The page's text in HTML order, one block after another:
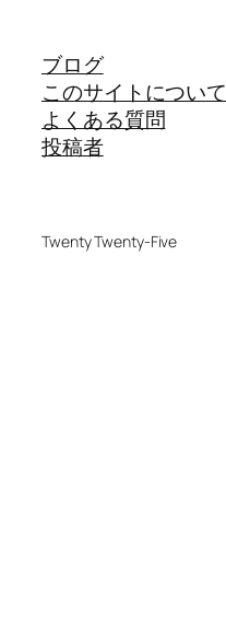
ブログ
このサイトについて
よくある質問
投稿者
Twenty Twenty-Five